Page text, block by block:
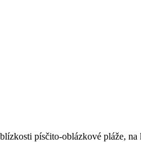
písčito-oblázkové pláže, na